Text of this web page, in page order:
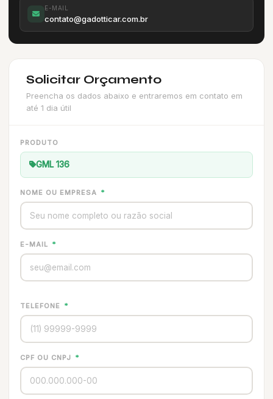
Solicitar Orçamento
Preencha os dados abaixo e entraremos em contato em
até 1 dia útil
PRODUTO
GML 136
NOME OU EMPRESA *
E-MAIL *
TELEFONE *
CPF OU CNPJ *
E-MAIL
contato@gadotticar.com.br